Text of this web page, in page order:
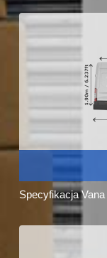
Specyfikacja Vana